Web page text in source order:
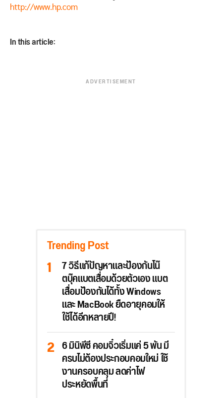
http://www.hp.com
In this article:
ADVERTISEMENT
Trending Post
7 วิธีแก้ปัญหาและป้องกันโน๊
ตบุ๊คแบตเสื่อมด้วยตัวเอง แบต
เสื่อมป้องกันได้ทั้ง Windows
และ MacBook ยืดอายุคอมให้
ใช้ได้อีกหลายปี!
6 มินิพีซี คอมจิ๋วเริ่มแค่ 5 พัน มี
ครบไม่ต้องประกอบคอมใหม่ ใช้
งานครอบคลุม ลดค่าไฟ
ประหยัดพื้นที่